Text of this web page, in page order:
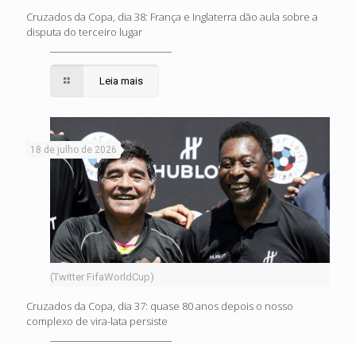
Cruzados da Copa, dia 38: França e Inglaterra dão aula sobre a
disputa do terceiro lugar
Leia mais
(Twitter FifaWorldCup)
18 de julho de 2026
Cruzados da Copa, dia 37: quase 80 anos depois o nosso
complexo de vira-lata persiste